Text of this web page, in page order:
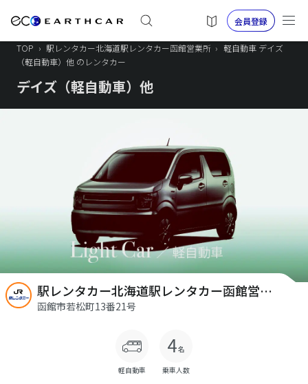
会員登録
TOP › 駅レンタカー北海道駅レンタカー函館営業所 › 軽自動車 デイズ
（軽自動車）他 のレンタカー
デイズ（軽自動車）他
駅レンタカー北海道駅レンタカー函館営業所
函館市若松町13番21号
軽自動車 乗車人数